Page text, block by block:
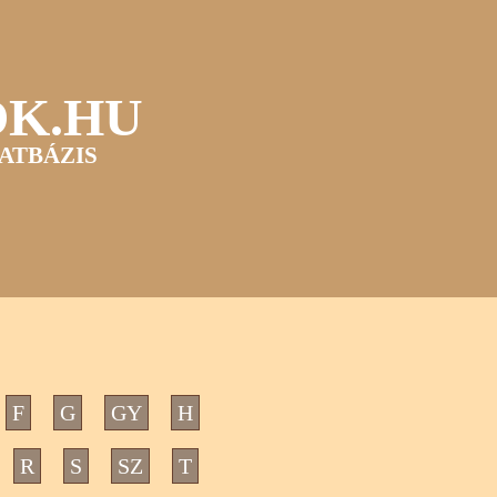
F G GY H
R S SZ T